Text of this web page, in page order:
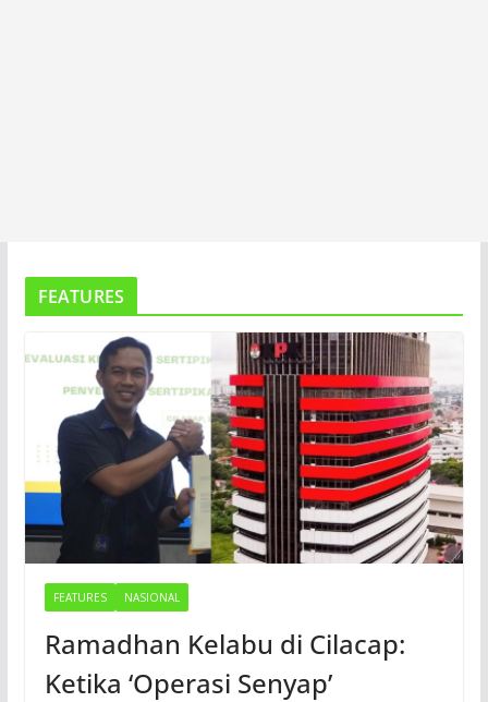
FEATURES
FEATURES NASIONAL
Ramadhan Kelabu di Cilacap:
Ketika ‘Operasi Senyap’